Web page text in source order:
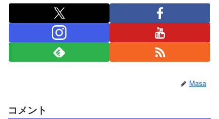
Masa
コメント